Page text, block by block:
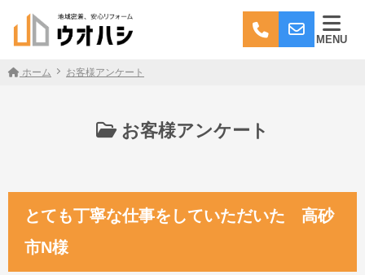
MENU
ホーム お客様アンケート
お客様アンケート
とても丁寧な仕事をしていただいた 高砂
市N様